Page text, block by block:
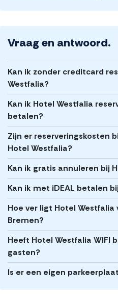
Vraag en antwoord.
Kan ik zonder creditcard
Westfalia?
Kan ik Hotel Westfalia
betalen?
Zijn er reserveringskosten
Hotel Westfalia?
Kan ik gratis annuleren bij
Kan ik met iDEAL betalen
Hoe ver ligt Hotel
Bremen?
Heeft Hotel Westfalia WIFI
gasten?
Is er een eigen